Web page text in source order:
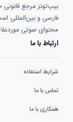
بیپ‌تونز مرجع
فارسی و بین‌المللی
محتوای صوتی
ارتباط با ما
شرایط استفاده
تماس با ما
همکاری با ما